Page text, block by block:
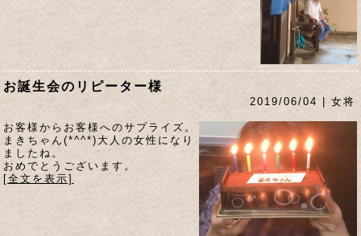
お誕生会のリピーター様
2019/06/04 | 女将
お客様からお客様へのサプライズ。
まきちゃん(*^^*)大人の女性になり
ましたね。
おめでとうございます。
[全文を表示]